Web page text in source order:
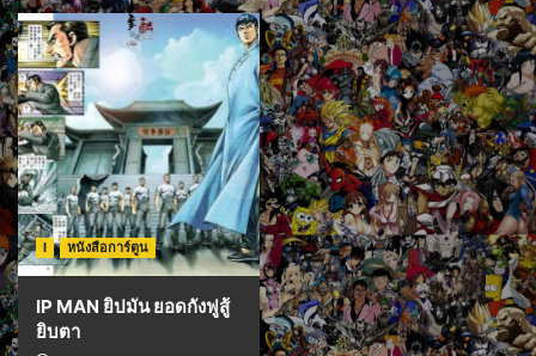
I หนังสือการ์ตูน
IP MAN ยิปมัน ยอดกังฟูสู้
ยิบตา